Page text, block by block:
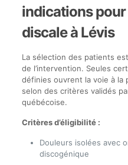
indications
discale à Lévis
La sélection des patients
de l’intervention. Seules
définies ouvrent la voie à la
selon des critères validés
québécoise.
Critères d’éligibilité :
Douleurs isolées avec
discogénique